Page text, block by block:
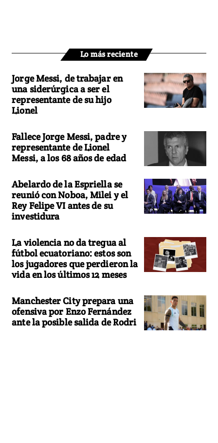
Lo más reciente
Jorge Messi, de trabajar en
una siderúrgica a ser el
representante de su hijo
Lionel
Fallece Jorge Messi, padre y
representante de Lionel
Messi, a los 68 años de edad
Abelardo de la Espriella se
reunió con Noboa, Milei y el
Rey Felipe VI antes de su
investidura
La violencia no da tregua al
fútbol ecuatoriano: estos son
los jugadores que perdieron la
vida en los últimos 12 meses
Manchester City prepara una
ofensiva por Enzo Fernández
ante la posible salida de Rodri